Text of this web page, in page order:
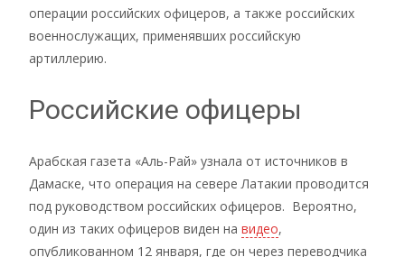
операции российских офицеров, а также российских
военнослужащих, применявших российскую
артиллерию.
Российские офицеры
Арабская газета «Аль-Рай» узнала от источников в
Дамаске, что операция на севере Латакии проводится
под руководством российских офицеров. Вероятно,
один из таких офицеров виден на видео,
опубликованном 12 января, где он через переводчика